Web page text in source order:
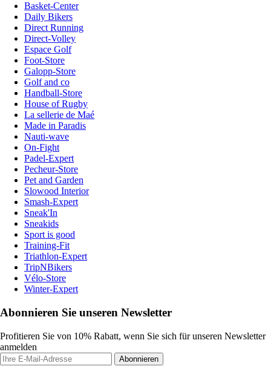
Basket-Center
Daily Bikers
Direct Running
Direct-Volley
Espace Golf
Foot-Store
Galopp-Store
Golf and co
Handball-Store
House of Rugby
La sellerie de Maé
Made in Paradis
Nauti-wave
On-Fight
Padel-Expert
Pecheur-Store
Pet and Garden
Slowood Interior
Smash-Expert
Sneak'In
Sneakids
Sport is good
Training-Fit
Triathlon-Expert
TripNBikers
Vélo-Store
Winter-Expert
Abonnieren Sie unseren Newsletter
Profitieren Sie von 10% Rabatt, wenn Sie sich für unseren Newsletter
anmelden
Abonnieren